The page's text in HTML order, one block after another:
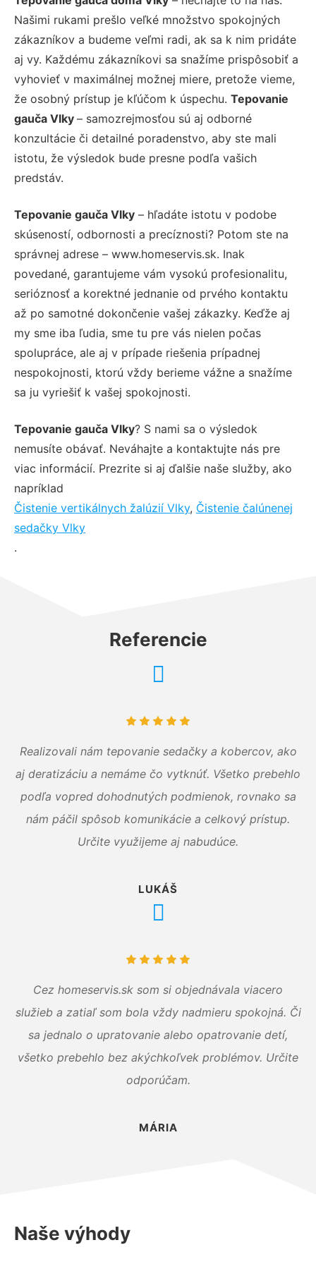
Našimi rukami prešlo veľké množstvo spokojných
zákazníkov a budeme veľmi radi, ak sa k nim pridáte
aj vy. Každému zákazníkovi sa snažíme prispôsobiť a
vyhovieť v maximálnej možnej miere, pretože vieme,
že osobný prístup je kľúčom k úspechu. Tepovanie
gauča Vlky – samozrejmosťou sú aj odborné
konzultácie či detailné poradenstvo, aby ste mali
istotu, že výsledok bude presne podľa vašich
predstáv.
Tepovanie gauča Vlky – hľadáte istotu v podobe
skúseností, odbornosti a precíznosti? Potom ste na
správnej adrese – www.homeservis.sk. Inak
povedané, garantujeme vám vysokú profesionalitu,
serióznosť a korektné jednanie od prvého kontaktu
až po samotné dokončenie vašej zákazky. Keďže aj
my sme iba ľudia, sme tu pre vás nielen počas
spolupráce, ale aj v prípade riešenia prípadnej
nespokojnosti, ktorú vždy berieme vážne a snažíme
sa ju vyriešiť k vašej spokojnosti.
Tepovanie gauča Vlky? S nami sa o výsledok
nemusíte obávať. Neváhajte a kontaktujte nás pre
viac informácií. Prezrite si aj ďalšie naše služby, ako
napríklad
Čistenie vertikálnych žalúzií Vlky, Čistenie čalúnenej
sedačky Vlky
.
Referencie
Realizovali nám tepovanie sedačky a kobercov, ako
aj deratizáciu a nemáme čo vytknúť. Všetko prebehlo
podľa vopred dohodnutých podmienok, rovnako sa
nám páčil spôsob komunikácie a celkový prístup.
Určite využijeme aj nabudúce.
LUKÁŠ
Cez homeservis.sk som si objednávala viacero
služieb a zatiaľ som bola vždy nadmieru spokojná. Či
sa jednalo o upratovanie alebo opatrovanie detí,
všetko prebehlo bez akýchkoľvek problémov. Určite
odporúčam.
MÁRIA
Naše výhody